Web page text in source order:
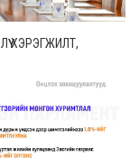
ХЭРЭГЖИЛТ,